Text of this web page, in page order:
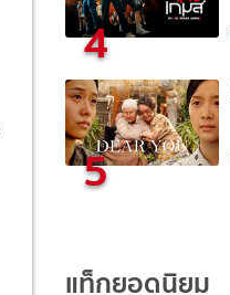
4
5
แท็กยอดนิยม